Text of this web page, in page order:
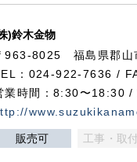
)鈴木金物
963-8025 福島県郡山
：024-922-7636 /
業時間：8:30〜18:30 /
販売可 工事・取